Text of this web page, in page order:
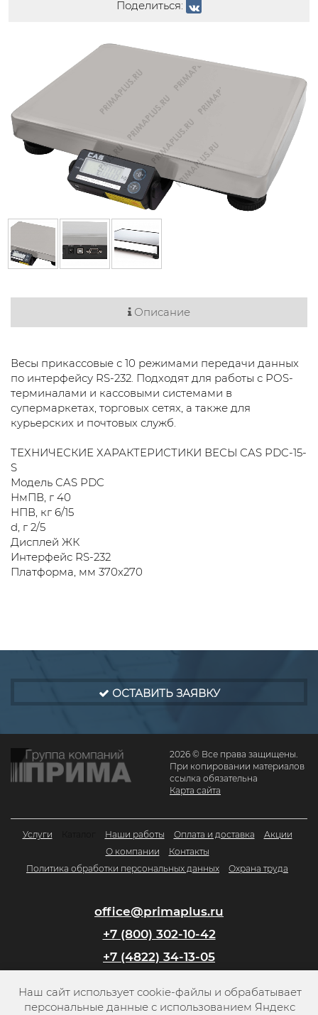
Поделиться:
Описание
Весы прикассовые с 10 режимами передачи данных
по интерфейсу RS-232. Подходят для работы с POS-
терминалами и кассовыми системами в
супермаркетах, торговых сетях, а также для
курьерских и почтовых служб.
ТЕХНИЧЕСКИЕ ХАРАКТЕРИСТИКИ ВЕСЫ CAS PDC-15-
S
Модель CAS PDC
НмПВ, г 40
НПВ, кг 6/15
d, г 2/5
Дисплей ЖК
Интерфейс RS-232
Платформа, мм 370x270
ОСТАВИТЬ ЗАЯВКУ
2026 © Все права защищены.
При копировании материалов
ссылка обязательна
Карта сайта
Услуги Наши работы Оплата и доставка
Акции
О компании
Контакты
Политика обработки персональных данных
Охрана труда
office@primaplus.ru
+7 (800) 302-10-42
+7 (4822) 34-13-05
Заказать обратный звонок
Наш сайт использует cookie-файлы и обрабатывает
персональные данные с использованием Яндекс